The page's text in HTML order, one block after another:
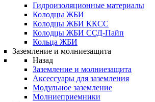
Гидроизоляционные материалы
Колодцы ЖБИ
Колодцы ЖБИ ККСС
Колодцы ЖБИ ССД-Пайп
Кольца ЖБИ
Заземление и молниезащита
Назад
Заземление и молниезащита
Аксессуары для заземления
Модульное заземление
Молниеприемники